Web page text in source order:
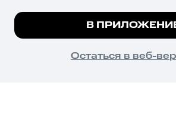
психотропных веществ, их аналогов
их незаконный оборот запрещён и влечёт
законодательством ответственность.
© 2026 ООО «КИОН».
Все права защищены
Мы используем куки, чтобы на
Подробнее
ПОНЯТНО
В
Остаться в веб-